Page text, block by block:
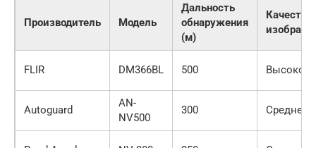
Производитель Модель
Дальность
обнаружения
(м)
Качество
FLIR DM366BL 500 Высокое
Autoguard
AN-
NV500
300 Среднее